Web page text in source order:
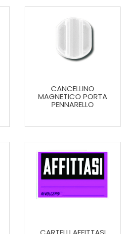
CANCELLINO
MAGNETICO PORTA
PENNARELLO